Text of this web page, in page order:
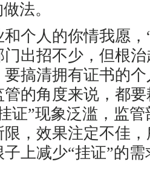
法。
人的你情我愿，
出招不少，但根
搞清拥有证书的
的角度来说，都
证”现象泛滥，监
，效果注定不佳
上减少“挂证”的需